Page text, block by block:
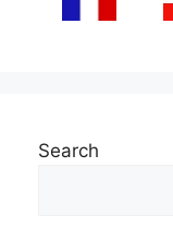
Search